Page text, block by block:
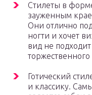
Стилеты в
зауженным
Они отлично
ногти и хочет
вид не
торжественного
Готический
и классику.